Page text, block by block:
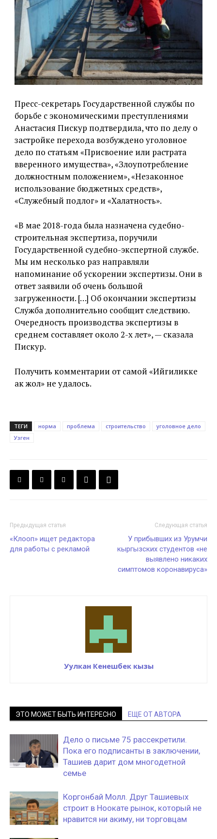
Пресс-секретарь Государственной службы по
борьбе с экономическими преступлениями
Анастасия Пискур подтвердила, что по делу о
застройке перехода возбуждено уголовное
дело по статьям «Присвоение или растрата
вверенного имущества», «Злоупотребление
должностным положением», «Незаконное
использование бюджетных средств»,
«Служебный подлог» и «Халатность».
«В мае 2018-года была назначена судебно-
строительная экспертиза, поручили
Государственной судебно-экспертной службе.
Мы им несколько раз направляли
напоминание об ускорении экспертизы. Они в
ответ заявили об очень большой
загруженности. […] Об окончании экспертизы
Служба дополнительно сообщит следствию.
Очередность производства экспертизы в
среднем составляет около 2-х лет», — сказала
Пискур.
Получить комментарии от самой «Ийгиликке
ак жол» не удалось.
ТЕГИ норма проблема строительство
уголовное дело
Узген
Предыдущая статья
«Клооп» ищет редактора
для работы с рекламой
Следующая статья
У прибывших из Урумчи
кыргызских студентов «не
выявлено никаких
симптомов коронавируса»
Уулкан Кенешбек кызы
ЭТО МОЖЕТ БЫТЬ ИНТЕРЕСНО ЕЩЕ ОТ АВТОРА
Дело о письме 75 рассекретили.
Пока его подписанты в заключении,
Ташиев дарит дом многодетной
семье
Коргонбай Молл. Друг Ташиевых
строит в Ноокате рынок, который не
нравится ни акиму, ни торговцам